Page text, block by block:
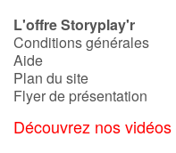
Médiathèques
Vidéos & Tutoriaux
Blog
L'offre Storyplay'r
Conditions générales
Aide
Plan du site
Flyer de présentation
Découvrez nos